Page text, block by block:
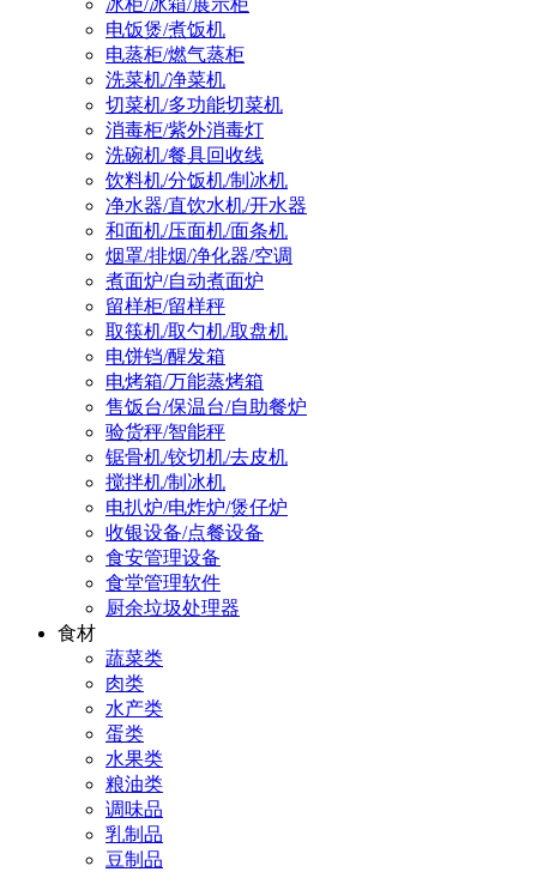
冰柜/冰箱/展示柜
电饭煲/煮饭机
电蒸柜/燃气蒸柜
洗菜机/净菜机
切菜机/多功能切菜机
消毒柜/紫外消毒灯
洗碗机/餐具回收线
饮料机/分饭机/制冰机
净水器/直饮水机/开水器
和面机/压面机/面条机
烟罩/排烟/净化器/空调
煮面炉/自动煮面炉
留样柜/留样秤
取筷机/取勺机/取盘机
电饼铛/醒发箱
电烤箱/万能蒸烤箱
售饭台/保温台/自助餐炉
验货秤/智能秤
锯骨机/铰切机/去皮机
搅拌机/制冰机
电扒炉/电炸炉/煲仔炉
收银设备/点餐设备
食安管理设备
食堂管理软件
厨余垃圾处理器
食材
蔬菜类
肉类
水产类
蛋类
水果类
粮油类
调味品
乳制品
豆制品